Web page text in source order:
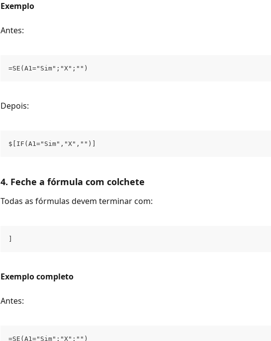
Exemplo
Antes:
=SE(A1="Sim";"X";"")
Depois:
$[IF(A1="Sim","X","")]
4. Feche a fórmula com colchete
Todas as fórmulas devem terminar com:
Exemplo completo
Antes:
=SE(A1="Sim";"X";"")